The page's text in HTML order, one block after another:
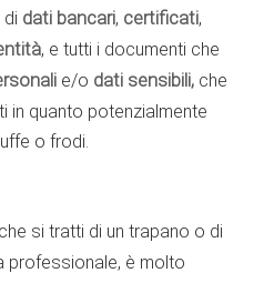
dati bancari, certificati,
, e tutti i documenti che
e/o dati sensibili, che
in quanto potenzialmente
o frodi.
si tratti di un trapano o di
professionale, è molto